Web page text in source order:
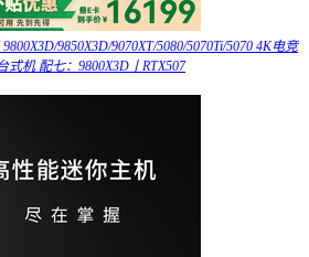
9850X3D/9070XT/5080/5070Ti/5070 4K电竞
机 配七：9800X3D丨RTX507